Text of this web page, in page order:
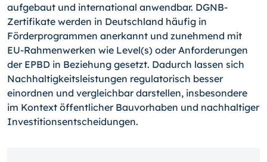
aufgebaut und international anwendbar. DGNB-
Zertifikate werden in Deutschland häufig in
Förderprogrammen anerkannt und zunehmend mit
EU-Rahmenwerken wie Level(s) oder Anforderungen
der EPBD in Beziehung gesetzt. Dadurch lassen sich
Nachhaltigkeitsleistungen regulatorisch besser
einordnen und vergleichbar darstellen, insbesondere
im Kontext öffentlicher Bauvorhaben und nachhaltiger
Investitionsentscheidungen.